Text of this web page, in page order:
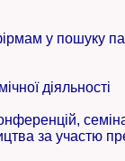
у пошуку
діяльності
за участю